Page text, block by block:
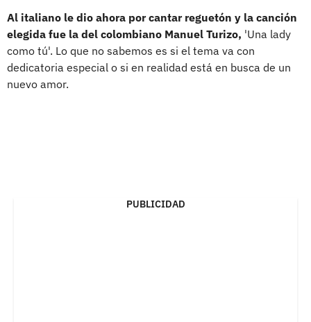
Al italiano le dio ahora por cantar reguetón y la canción
elegida fue la del colombiano Manuel Turizo, 'Una lady
como tú'. Lo que no sabemos es si el tema va con
dedicatoria especial o si en realidad está en busca de un
nuevo amor.
PUBLICIDAD